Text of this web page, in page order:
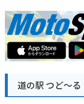
道の駅 つど～